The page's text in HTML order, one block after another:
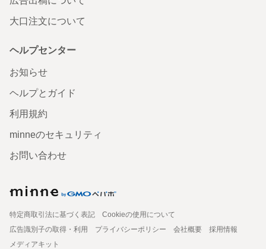
大口注文について
ヘルプセンター
お知らせ
ヘルプとガイド
利用規約
minneのセキュリティ
お問い合わせ
特定商取引法に基づく表記
Cookieの使用について
広告識別子の取得・利用
プライバシーポリシー 会社概要
採用情報
メディアキット